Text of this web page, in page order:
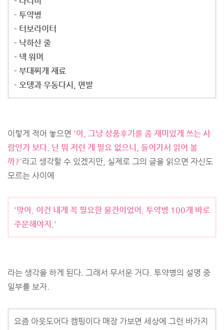
- 투약병
- 터보라이터
- 낙하산 줄
- 넥 워머
- 부대찌개 재료
- 오뎅과 우동다시, 면발
이렇게 적어 놓으면 '아, 그냥 상품후기를 좀 재미있게 쓰는 사
람인가 보다. 난 뭐 저런 게 필요 없으니, 들어가서 읽어 볼
까?'라고 생각할 수 있겠지만, 실제로 그의 글을 읽으면 자신도
모르는 사이에
'맞아. 이건 내게 꼭 필요한 물건이었어. 투약병 100개 바로
주문해야지.'
라는 생각을 하게 된다. 그래서 무서운 거다. 투약병의 설명 중
일부를 보자.
요즘 아웃도어다 캠핑이다 매장 가보면 세상에 그런 바가지